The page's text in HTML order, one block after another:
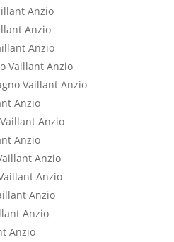
Anzio
Anzio
Anzio
Vaillant Anzio
Vaillant Anzio
Anzio
Anzio
Anzio
Anzio
Anzio
Anzio
Anzio
Anzio